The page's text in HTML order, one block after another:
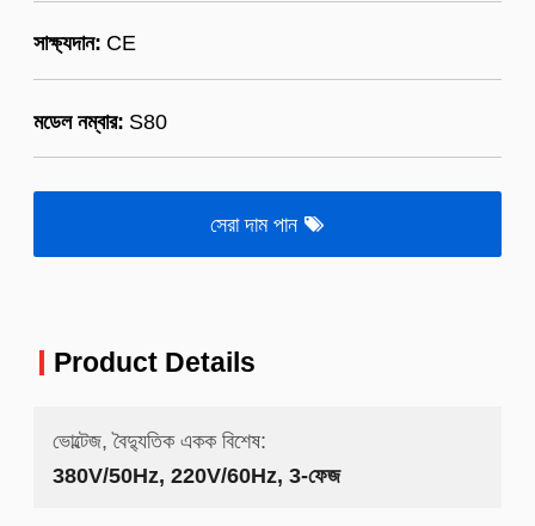
সাক্ষ্যদান: CE
মডেল নম্বার: S80
সেরা দাম পান
Product Details
ভোল্টেজ, বৈদ্যুতিক একক বিশেষ:
380V/50Hz, 220V/60Hz, 3-ফেজ